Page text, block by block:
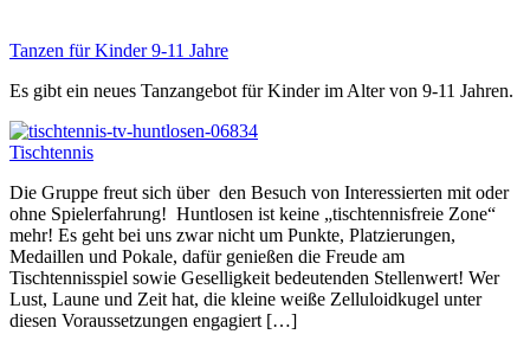
Tanzen für Kinder 9-11 Jahre
Es gibt ein neues Tanzangebot für Kinder im Alter von 9-11 Jahren.
Tischtennis
Die Gruppe freut sich über den Besuch von Interessierten mit oder
ohne Spielerfahrung! Huntlosen ist keine „tischtennisfreie Zone“
mehr! Es geht bei uns zwar nicht um Punkte, Platzierungen,
Medaillen und Pokale, dafür genießen die Freude am
Tischtennisspiel sowie Geselligkeit bedeutenden Stellenwert! Wer
Lust, Laune und Zeit hat, die kleine weiße Zelluloidkugel unter
diesen Voraussetzungen engagiert […]